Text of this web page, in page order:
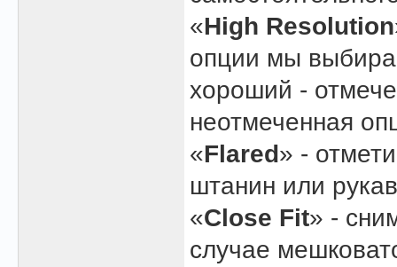
«High Resolution
опции мы
хороший -
неотмеченная
«Flared» -
штанин или
«Close Fit» -
случае